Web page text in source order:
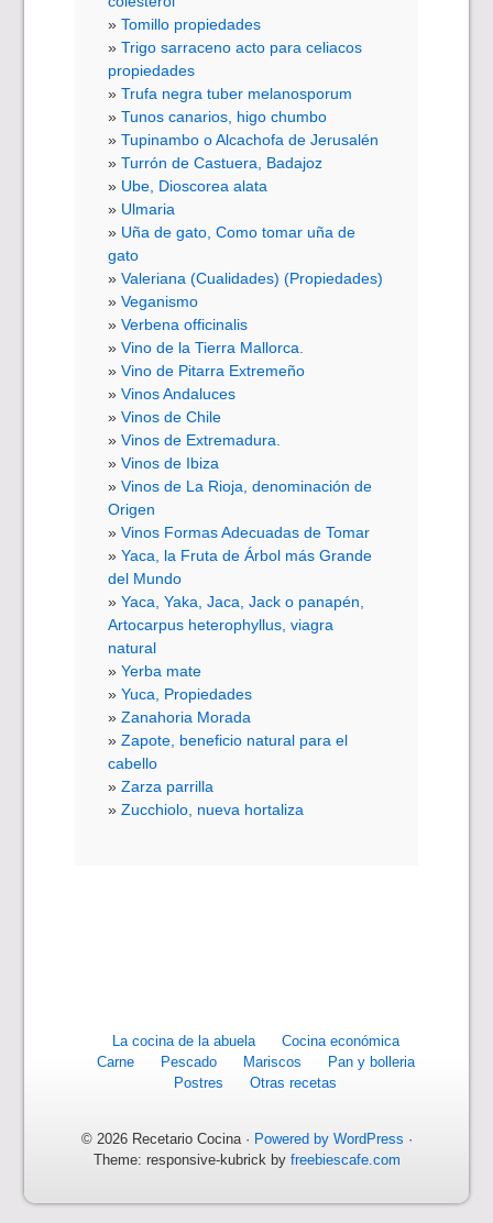
Tomillo propiedades
Trigo sarraceno acto para celiacos
propiedades
Trufa negra tuber melanosporum
Tunos canarios, higo chumbo
Tupinambo o Alcachofa de Jerusalén
Turrón de Castuera, Badajoz
Ube, Dioscorea alata
Ulmaria
Uña de gato, Como tomar uña de
gato
Valeriana (Cualidades) (Propiedades)
Veganismo
Verbena officinalis
Vino de la Tierra Mallorca.
Vino de Pitarra Extremeño
Vinos Andaluces
Vinos de Chile
Vinos de Extremadura.
Vinos de Ibiza
Vinos de La Rioja, denominación de
Origen
Vinos Formas Adecuadas de Tomar
Yaca, la Fruta de Árbol más Grande
del Mundo
Yaca, Yaka, Jaca, Jack o panapén,
Artocarpus heterophyllus, viagra
natural
Yerba mate
Yuca, Propiedades
Zanahoria Morada
Zapote, beneficio natural para el
cabello
Zarza parrilla
Zucchiolo, nueva hortaliza
La cocina de la abuela
Cocina económica
Carne
Pescado Mariscos
Pan y bolleria
Postres
Otras recetas
© 2026 Recetario Cocina · Powered by WordPress ·
Theme: responsive-kubrick by freebiescafe.com